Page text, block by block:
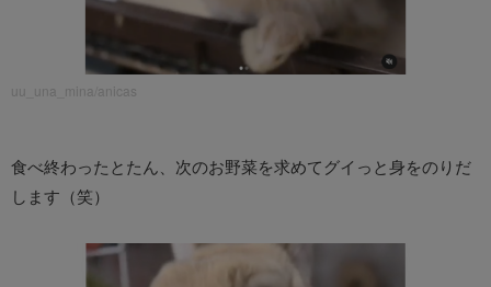
uu_una_mina/anicas
食べ終わったとたん、次のお野菜を求めてグイっと身をのりだ
します（笑）